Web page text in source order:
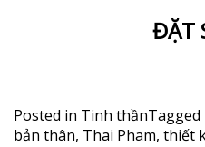
ĐẶT
Posted in Tinh thầnTagged
bản thân, Thai Pham, thiết